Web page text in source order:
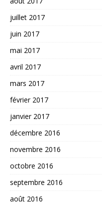
juillet 2017
juin 2017
mai 2017
avril 2017
mars 2017
février 2017
janvier 2017
décembre 2016
novembre 2016
octobre 2016
septembre 2016
août 2016